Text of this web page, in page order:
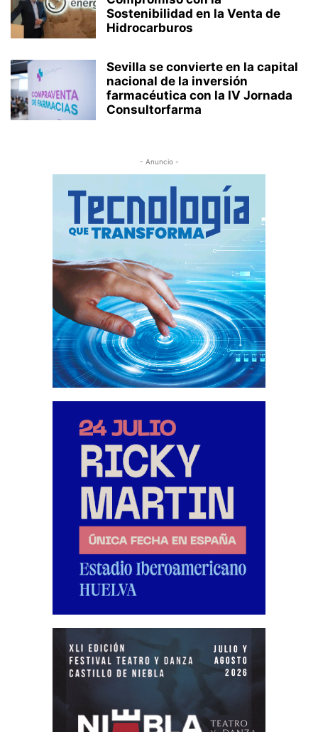
Sostenibilidad en la Venta de
Hidrocarburos
Sevilla se convierte en la capital
nacional de la inversión
farmacéutica con la IV Jornada
Consultorfarma
- Anuncio -